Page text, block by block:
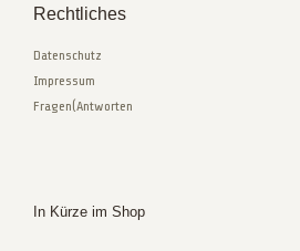
Rechtliches
Datenschutz
Impressum
Fragen(Antworten
In Kürze im Shop